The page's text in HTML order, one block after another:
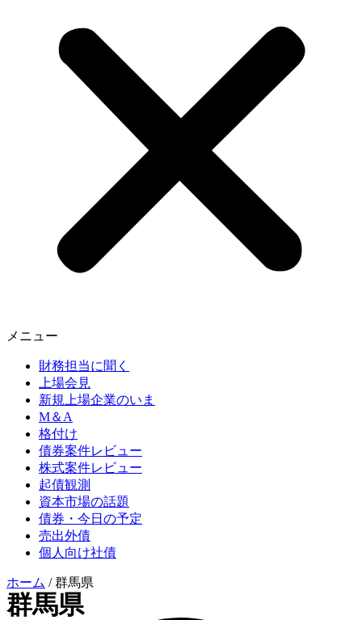
メニュー
財務担当に聞く
上場会見
新規上場企業のいま
M＆A
格付け
債券案件レビュー
株式案件レビュー
起債観測
資本市場の話題
債券・今日の予定
売出外債
個人向け社債
ホーム /群馬県
群馬県